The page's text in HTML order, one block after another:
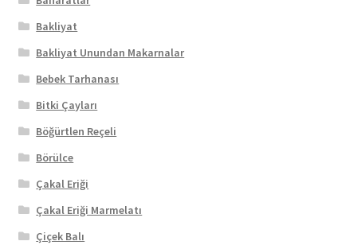
Bakliyat
Bakliyat Unundan Makarnalar
Bebek Tarhanası
Bitki Çayları
Böğürtlen Reçeli
Börülce
Çakal Eriği
Çakal Eriği Marmelatı
Çiçek Balı